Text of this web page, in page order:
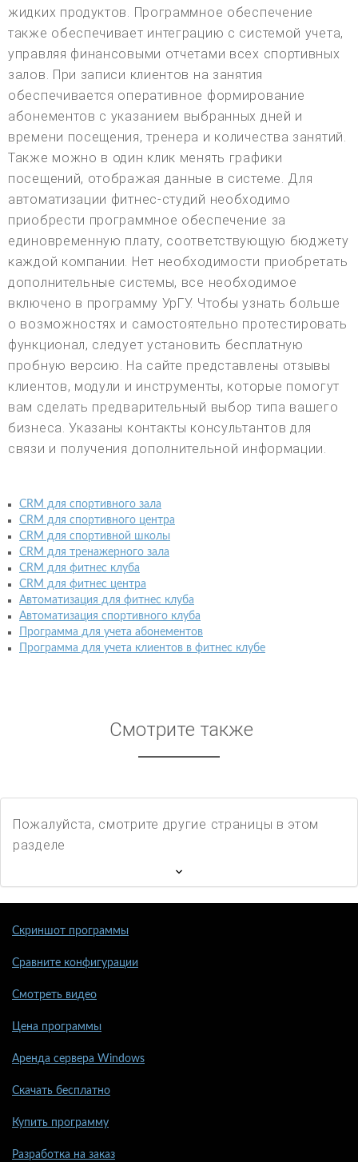
жидких продуктов. Программное обеспечение
также обеспечивает интеграцию с системой учета,
управляя финансовыми отчетами всех спортивных
залов. При записи клиентов на занятия
обеспечивается оперативное формирование
абонементов с указанием выбранных дней и
времени посещения, тренера и количества занятий.
Также можно в один клик менять графики
посещений, отображая данные в системе. Для
автоматизации фитнес-студий необходимо
приобрести программное обеспечение за
единовременную плату, соответствующую бюджету
каждой компании. Нет необходимости приобретать
дополнительные системы, все необходимое
включено в программу УрГУ. Чтобы узнать больше
о возможностях и самостоятельно протестировать
функционал, следует установить бесплатную
пробную версию. На сайте представлены отзывы
клиентов, модули и инструменты, которые помогут
вам сделать предварительный выбор типа вашего
бизнеса. Указаны контакты консультантов для
связи и получения дополнительной информации.
CRM для спортивного зала
CRM для спортивного центра
CRM для спортивной школы
CRM для тренажерного зала
CRM для фитнес клуба
CRM для фитнес центра
Автоматизация для фитнес клуба
Автоматизация спортивного клуба
Программа для учета абонементов
Программа для учета клиентов в фитнес клубе
Смотрите также
Пожалуйста, смотрите другие страницы в этом
разделе
Скриншот программы
Сравните конфигурации
Смотреть видео
Цена программы
Аренда сервера Windows
Скачать бесплатно
Купить программу
Разработка на заказ